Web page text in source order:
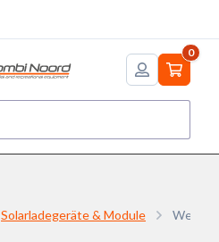
0
Solarladegeräte & Module